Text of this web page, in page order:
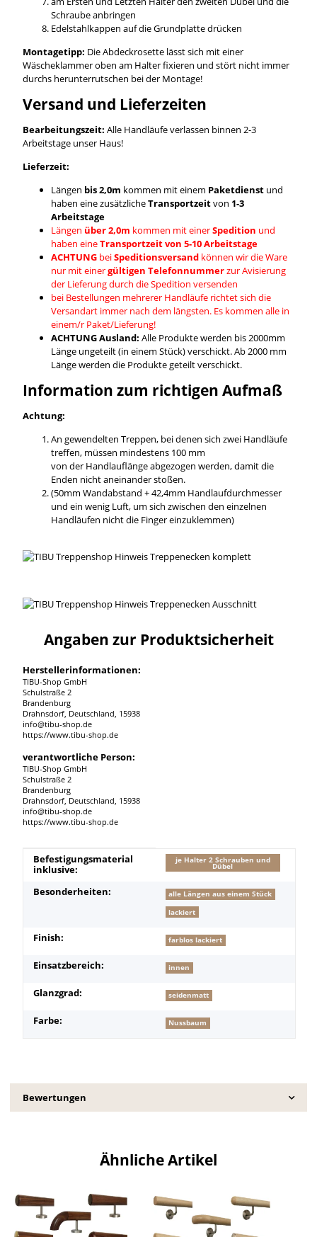
Schraube anbringen
Edelstahlkappen auf die Grundplatte drücken
Montagetipp: Die Abdeckrosette lässt sich mit einer
Wäscheklammer oben am Halter fixieren und stört nicht immer
durchs herunterrutschen bei der Montage!
Versand und Lieferzeiten
Bearbeitungszeit: Alle Handläufe verlassen binnen 2-3
Arbeitstage unser Haus!
Lieferzeit:
Längen bis 2,0m kommen mit einem Paketdienstund
haben eine zusätzlicheTransportzeitvon 1-3
Arbeitstage
Längen über 2,0m kommen mit einerSpedition und
haben eineTransportzeit von 5-10 Arbeitstage
ACHTUNGbeiSpeditionsversandkönnen wir die Ware
nur mit einergültigen Telefonnummerzur Avisierung
der Lieferung durch die Spedition versenden
bei Bestellungen mehrerer Handläufe richtet sich die
Versandart immer nach dem längsten. Es kommen alle in
einem/r Paket/Lieferung!
ACHTUNG Ausland: Alle Produkte werden bis 2000mm
Länge ungeteilt (in einem Stück) verschickt. Ab 2000 mm
Länge werden die Produkte geteilt verschickt.
Information zum richtigen Aufmaß
Achtung:
An gewendelten Treppen, bei denen sich zwei Handläufe
treffen, müssen mindestens 100 mm
von der Handlauflänge abgezogen werden, damit die
Enden nicht aneinander stoßen.
(50mm Wandabstand + 42,4mm Handlaufdurchmesser
und ein wenig Luft, um sich zwischen den einzelnen
Handläufen nicht die Finger einzuklemmen)
Angaben zur Produktsicherheit
Herstellerinformationen:
TIBU-Shop GmbH
Schulstraße 2
Brandenburg
Drahnsdorf, Deutschland, 15938
info@tibu-shop.de
https://www.tibu-shop.de
verantwortliche Person:
TIBU-Shop GmbH
Schulstraße 2
Brandenburg
Drahnsdorf, Deutschland, 15938
info@tibu-shop.de
https://www.tibu-shop.de
Produkteigenschaft
Wert
Befestigungsmaterial
inklusive:
je Halter 2 Schrauben und
Dübel
Besonderheiten:
alle Längen aus einem Stück
lackiert
Finish: farblos lackiert
Einsatzbereich: innen
Glanzgrad: seidenmatt
Farbe: Nussbaum
Bewertungen
Ähnliche Artikel